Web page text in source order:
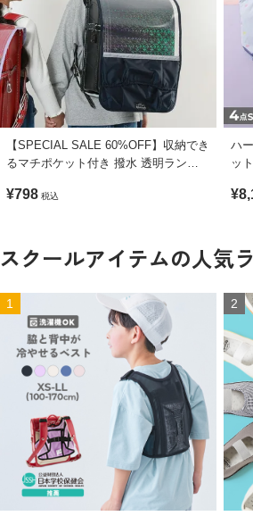
【SPECIAL SALE 60%OFF】収納でき
るマチポケット付き 撥水 透明ランド
¥798 税込
ハ
ット
スクールアイテムの人気
1 2